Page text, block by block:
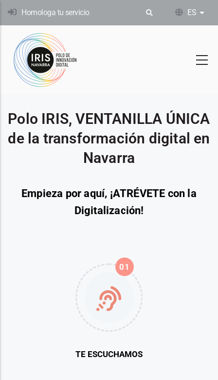
Pasar
contenido
principal
Homologa tu servicio ES
Polo IRIS, VENTANILLA ÚNICA
de la transformación digital en
Navarra
Empieza por aquí, ¡ATRÉVETE con la
Digitalización!
01
TE ESCUCHAMOS